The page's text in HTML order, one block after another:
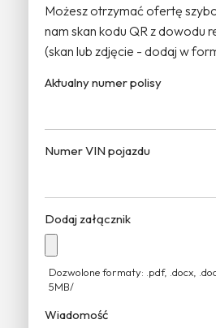
Możesz otrzymać ofertę
nam skan kodu QR z dowodu
(skan lub zdjęcie - dodaj w
Aktualny numer polisy
Numer VIN pojazdu
Dodaj załącznik
Dozwolone formaty: .pdf, .docx,
5MB/
Wiadomość